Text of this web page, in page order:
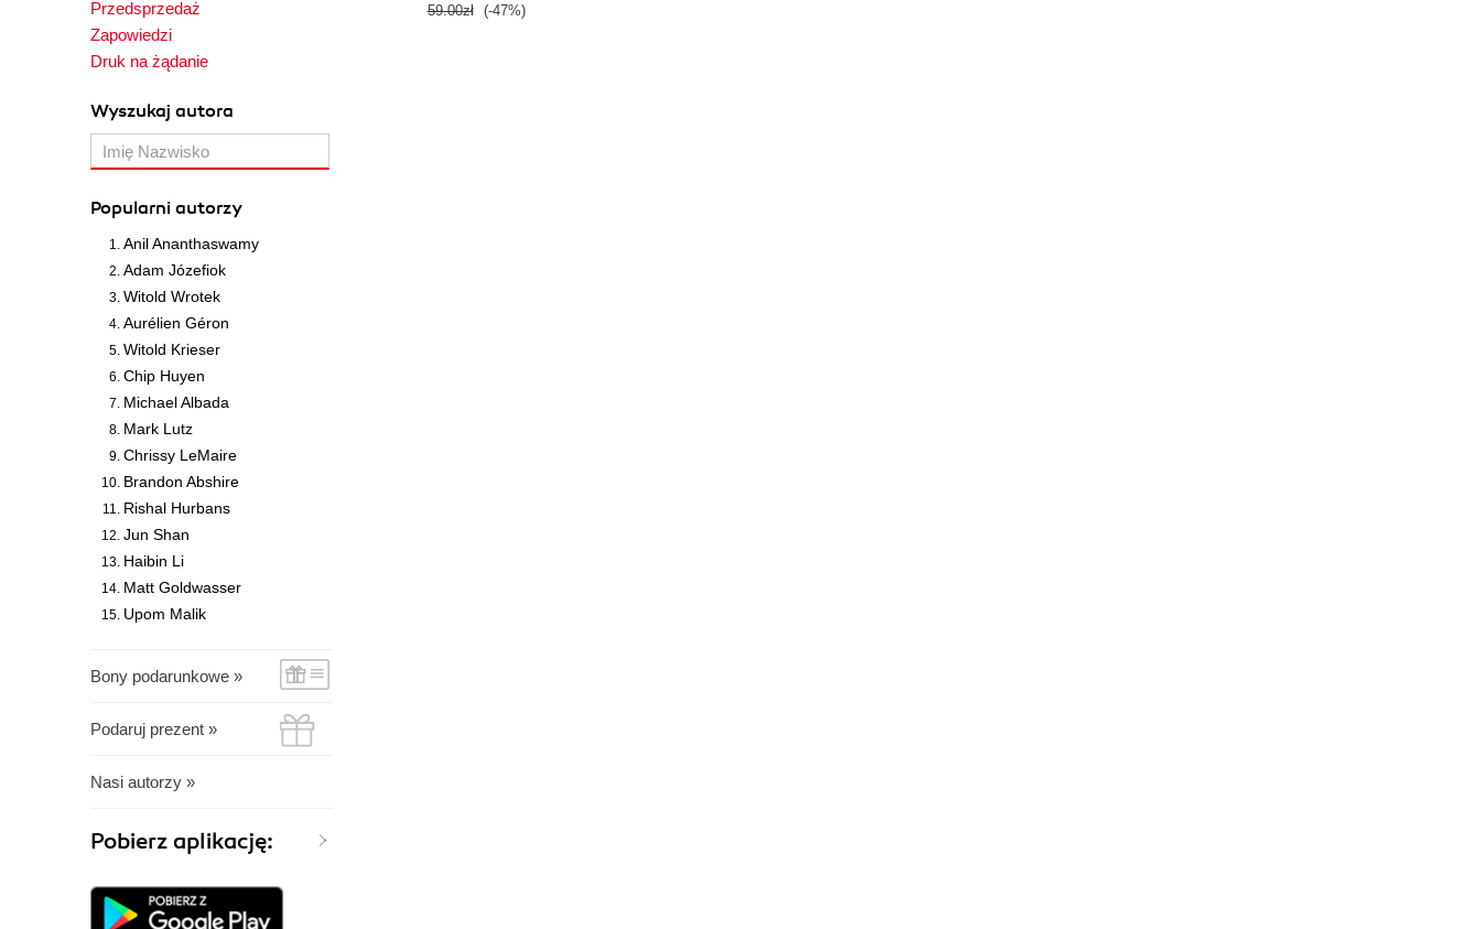
Przedsprzedaż
Zapowiedzi
Druk na żądanie
Wyszukaj autora
Popularni autorzy
Anil Ananthaswamy
Adam Józefiok
Witold Wrotek
Aurélien Géron
Witold Krieser
Chip Huyen
Michael Albada
Mark Lutz
Chrissy LeMaire
Brandon Abshire
Rishal Hurbans
Jun Shan
Haibin Li
Matt Goldwasser
Upom Malik
Bony podarunkowe »
Podaruj prezent »
Nasi autorzy »
Pobierz aplikację:
59.00zł (-47%)